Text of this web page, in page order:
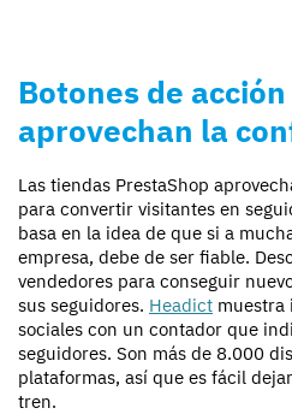
Botones de
aprovechan la
Las tiendas PrestaShop
para convertir visitantes en
basa en la idea de que si a
empresa, debe de ser fiable.
vendedores para conseguir
sus seguidores. Headict muestra
sociales con un contador que
seguidores. Son más de 8.000
plataformas, así que es fácil
tren.